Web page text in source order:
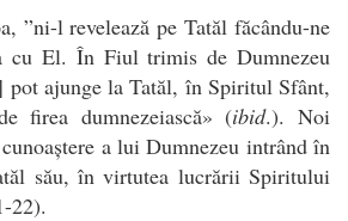
”ni-l revelează pe Tatăl făcându-ne
cu El. În Fiul trimis de Dumnezeu
ajunge la Tatăl, în Spiritul Sfânt,
firea dumnezeiască» (ibid.). Noi
a lui Dumnezeu intrând în
său, în virtutea lucrării Spiritului
22).